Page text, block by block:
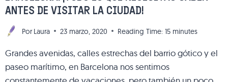
ANTES DE VISITAR LA CIUDAD!
Por Laura 23 marzo, 2020 Reading Time: 15 minutes
Grandes avenidas, calles estrechas del barrio gótico y el
paseo marítimo, en Barcelona nos sentimos